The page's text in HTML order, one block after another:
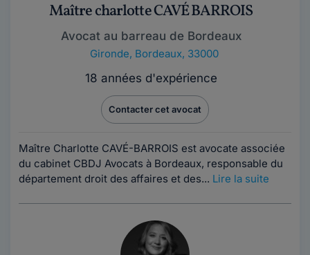
Maître charlotte CAVÉ BARROIS
Avocat au barreau de Bordeaux
Gironde, Bordeaux, 33000
18 années d'expérience
Contacter cet avocat
Maître Charlotte CAVÉ-BARROIS est avocate associée
du cabinet CBDJ Avocats à Bordeaux, responsable du
département droit des affaires et des... Lire la suite